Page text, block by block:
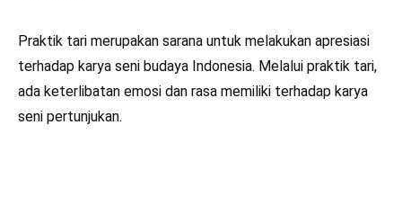
Praktik tari merupakan sarana untuk melakukan apresiasi
terhadap karya seni budaya Indonesia. Melalui praktik tari,
ada keterlibatan emosi dan rasa memiliki terhadap karya
seni pertunjukan.